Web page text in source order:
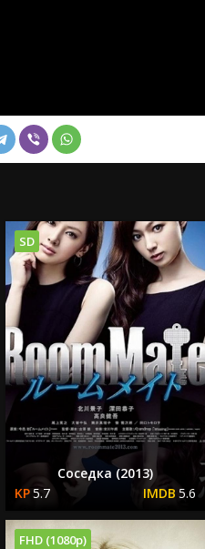
SD
Соседка (2013)
5.7
5.6
FHD (1080p)